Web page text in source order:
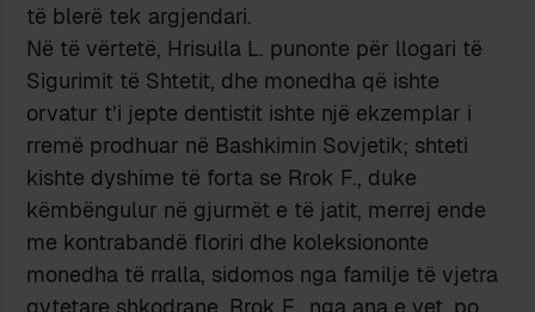
të blerë tek argjendari.
Në të vërtetë, Hrisulla L. punonte për llogari të
Sigurimit të Shtetit, dhe monedha që ishte
orvatur t’i jepte dentistit ishte një ekzemplar i
rremë prodhuar në Bashkimin Sovjetik; shteti
kishte dyshime të forta se Rrok F., duke
këmbëngulur në gjurmët e të jatit, merrej ende
me kontrabandë floriri dhe koleksiononte
monedha të rralla, sidomos nga familje të vjetra